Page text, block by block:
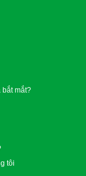
bắt mắt?
tôi